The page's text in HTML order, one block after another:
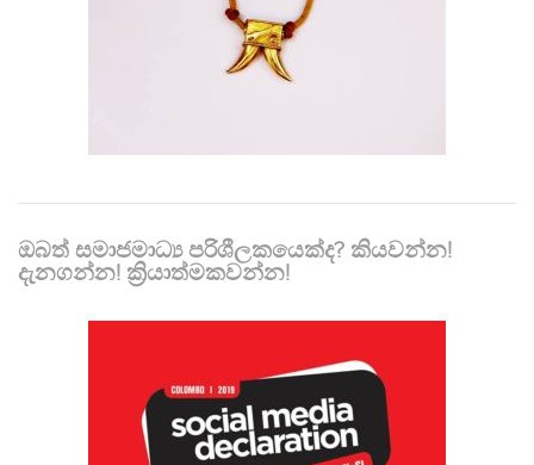
ඔබත් සමාජමාධ්‍ය පරිශීලකයෙක්ද? කියවන්න!
දැනගන්න! ක්‍රියාත්මකවන්න!